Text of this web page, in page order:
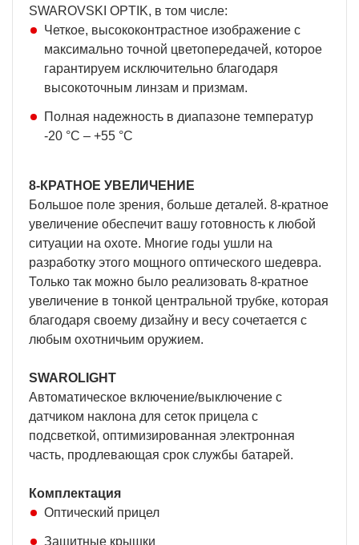
SWAROVSKI OPTIK, в том числе:
Четкое, высококонтрастное изображение с
максимально точной цветопередачей, которое
гарантируем исключительно благодаря
высокоточным линзам и призмам.
Полная надежность в диапазоне температур
-20 °C – +55 °C
8-КРАТНОЕ УВЕЛИЧЕНИЕ
Большое поле зрения, больше деталей. 8-кратное
увеличение обеспечит вашу готовность к любой
ситуации на охоте. Многие годы ушли на
разработку этого мощного оптического шедевра.
Только так можно было реализовать 8-кратное
увеличение в тонкой центральной трубке, которая
благодаря своему дизайну и весу сочетается с
любым охотничьим оружием.
SWAROLIGHT
Автоматическое включение/выключение с
датчиком наклона для сеток прицела с
подсветкой, оптимизированная электронная
часть, продлевающая срок службы батарей.
Комплектация
Оптический прицел
Защитные крышки